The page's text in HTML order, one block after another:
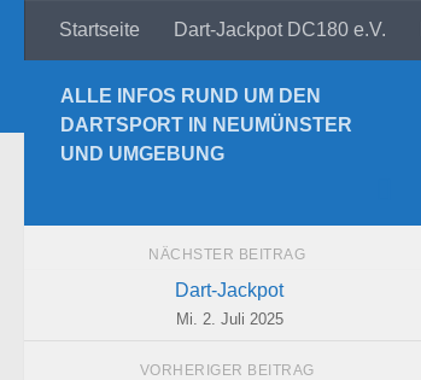
Zum Inhalt springen
Startseite Dart-Jackpot DC180 e.V.
ALLE INFOS RUND UM DEN
DARTSPORT IN NEUMÜNSTER
UND UMGEBUNG
NÄCHSTER BEITRAG
Dart-Jackpot
Mi. 2. Juli 2025
VORHERIGER BEITRAG